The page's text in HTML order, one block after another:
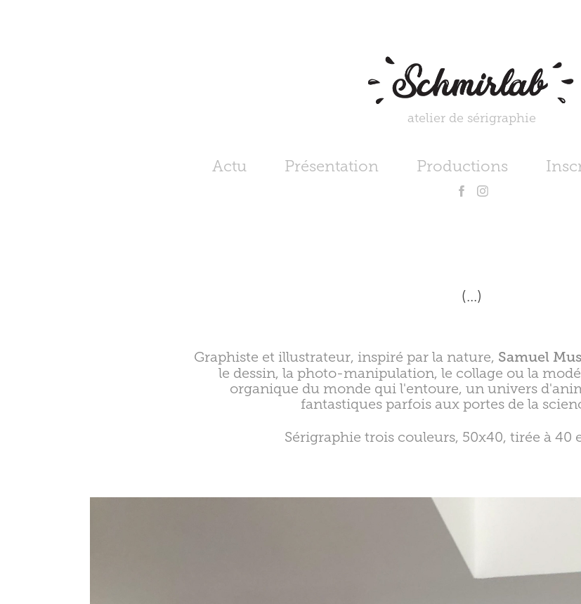
atelier de sérigraphie
Actu Présentation Productions
(...)
Graphiste et illustrateur, inspiré par la nature, Samuel
le dessin, la photo-manipulation, le collage ou la
organique du monde qui l'entoure, un univers
fantastiques parfois aux portes de la
Sérigraphie trois couleurs, 50x40, tirée à 40